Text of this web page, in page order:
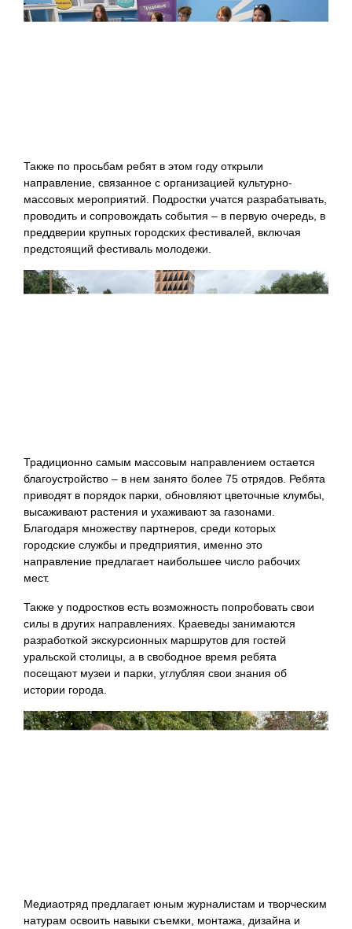
Также по просьбам ребят в этом году открыли
направление, связанное с организацией культурно-
массовых мероприятий. Подростки учатся разрабатывать,
проводить и сопровождать события – в первую очередь, в
преддверии крупных городских фестивалей, включая
предстоящий фестиваль молодежи.
Традиционно самым массовым направлением остается
благоустройство – в нем занято более 75 отрядов. Ребята
приводят в порядок парки, обновляют цветочные клумбы,
высаживают растения и ухаживают за газонами.
Благодаря множеству партнеров, среди которых
городские службы и предприятия, именно это
направление предлагает наибольшее число рабочих
мест.
Также у подростков есть возможность попробовать свои
силы в других направлениях. Краеведы занимаются
разработкой экскурсионных маршрутов для гостей
уральской столицы, а в свободное время ребята
посещают музеи и парки, углубляя свои знания об
истории города.
Медиаотряд предлагает юным журналистам и творческим
натурам освоить навыки съемки, монтажа, дизайна и